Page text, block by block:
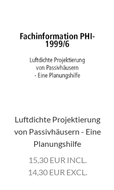
Luftdichte Projektierung
von Passivhäusern - Eine
Planungshilfe
15,30 EUR INCL.
14,30 EUR EXCL.